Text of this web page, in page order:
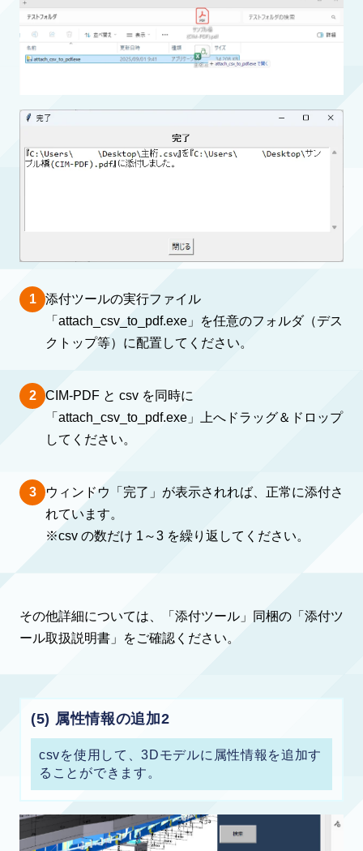
1
添付ツールの実行ファイル
「attach_csv_to_pdf.exe」を任意のフォルダ（デス
クトップ等）に配置してください。
2
CIM-PDF と csv を同時に
「attach_csv_to_pdf.exe」上へドラッグ＆ドロップ
してください。
3
ウィンドウ「完了」が表示されれば、正常に添付さ
れています。
※csv の数だけ 1～3 を繰り返してください。
その他詳細については、「添付ツール」同梱の「添付ツ
ール取扱説明書」をご確認ください。
(5) 属性情報の追加2
csvを使用して、3Dモデルに属性情報を追加す
ることができます。